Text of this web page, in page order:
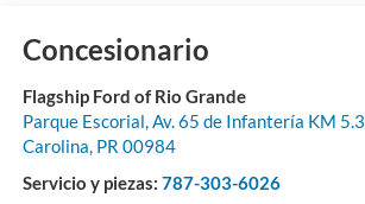
Concesionario
Flagship Ford of Rio Grande
Parque Escorial, Av. 65 de Infantería KM 5.3
Carolina, PR 00984
Servicio y piezas: 787-303-6026